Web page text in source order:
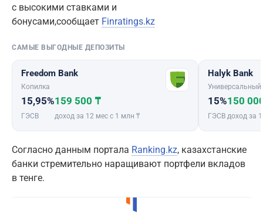
с высокими ставками и
бонусами,сообщает Finratings.kz
САМЫЕ ВЫГОДНЫЕ ДЕПОЗИТЫ
Freedom Bank
Копилка
15,95%
ГЭСВ
159 500 ₸
доход за 12 мес с 1 млн ₸
Halyk Bank
Универсальный
15%
ГЭСВ
150
доход за
Cогласно данным портала Ranking.kz, казахстанские
банки стремительно наращивают портфели вкладов
в тенге.